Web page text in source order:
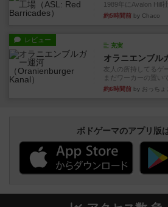
1989年にAvalon Hill
約5時間前 by Chaco
レビュー
充実
オラニエンブル
友人の所持してるゲ
まだワーカーの置い
約6時間前 by おっちょ
ボドゲーマのアプリ版